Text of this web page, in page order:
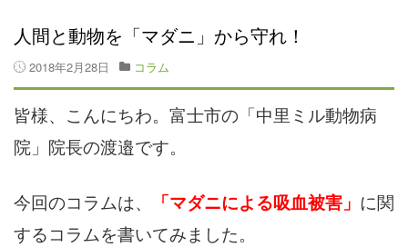
人間と動物を「マダニ」から守れ！
2018年2月28日 コラム
皆様、こんにちわ。富士市の「中里ミル動物病
院」院長の渡邉です。
今回のコラムは、 「マダニによる吸血被害」 に関
するコラムを書いてみました。